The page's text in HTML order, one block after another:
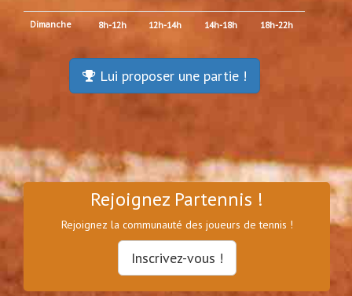
Dimanche 8h-12h 12h-14h 14h-18h 18h-22h
Lui proposer une partie !
Rejoignez Partennis !
Rejoignez la communauté des joueurs de tennis !
Inscrivez-vous !